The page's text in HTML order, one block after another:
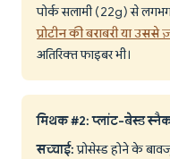
पोर्क सलामी (22g) से
प्रोटीन की बराबरी या उससे
अतिरिक्त फाइबर भी।
मिथक #2: प्लांट-बेस्ड
सच्चाई:प्रोसेस्ड होने के